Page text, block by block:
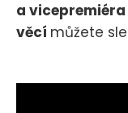
a
věcí můžete